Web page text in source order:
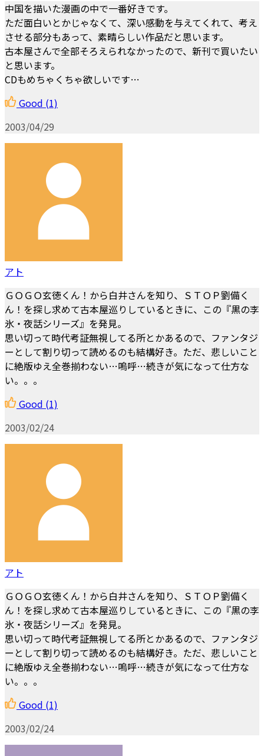
中国を描いた漫画の中で一番好きです。
ただ面白いとかじゃなくて、深い感動を与えてくれて、考え
させる部分もあって、素晴らしい作品だと思います。
古本屋さんで全部そろえられなかったので、新刊で買いたい
と思います。
CDもめちゃくちゃ欲しいです…
Good (1)
2003/04/29
アト
ＧＯＧＯ玄徳くん！から白井さんを知り、ＳＴＯＰ劉備く
ん！を探し求めて古本屋巡りしているときに、この『黒の李
氷・夜話シリーズ』を発見。
思い切って時代考証無視してる所とかあるので、ファンタジ
ーとして割り切って読めるのも結構好き。ただ、悲しいこと
に絶版ゆえ全巻揃わない…嗚呼…続きが気になって仕方な
い。。。
Good (1)
2003/02/24
アト
ＧＯＧＯ玄徳くん！から白井さんを知り、ＳＴＯＰ劉備く
ん！を探し求めて古本屋巡りしているときに、この『黒の李
氷・夜話シリーズ』を発見。
思い切って時代考証無視してる所とかあるので、ファンタジ
ーとして割り切って読めるのも結構好き。ただ、悲しいこと
に絶版ゆえ全巻揃わない…嗚呼…続きが気になって仕方な
い。。。
Good (1)
2003/02/24